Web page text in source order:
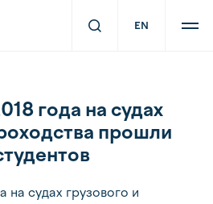
EN
года на судах
прошли
на судах грузового и